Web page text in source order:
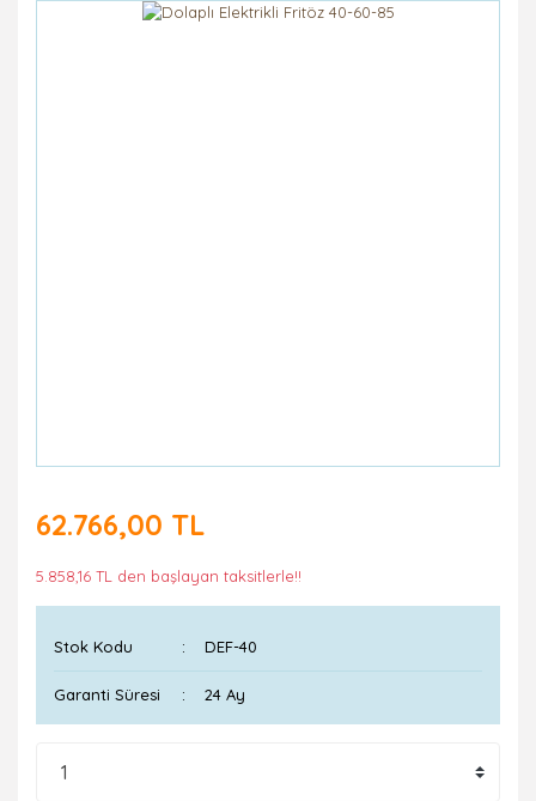
62.766,00 TL
5.858,16 TL den başlayan taksitlerle!!
Stok Kodu DEF-40
Garanti Süresi 24 Ay